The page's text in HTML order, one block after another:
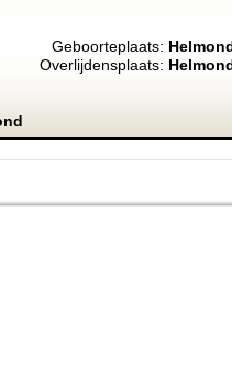
Geboorteplaats: Helmond
Overlijdensplaats: Helmond